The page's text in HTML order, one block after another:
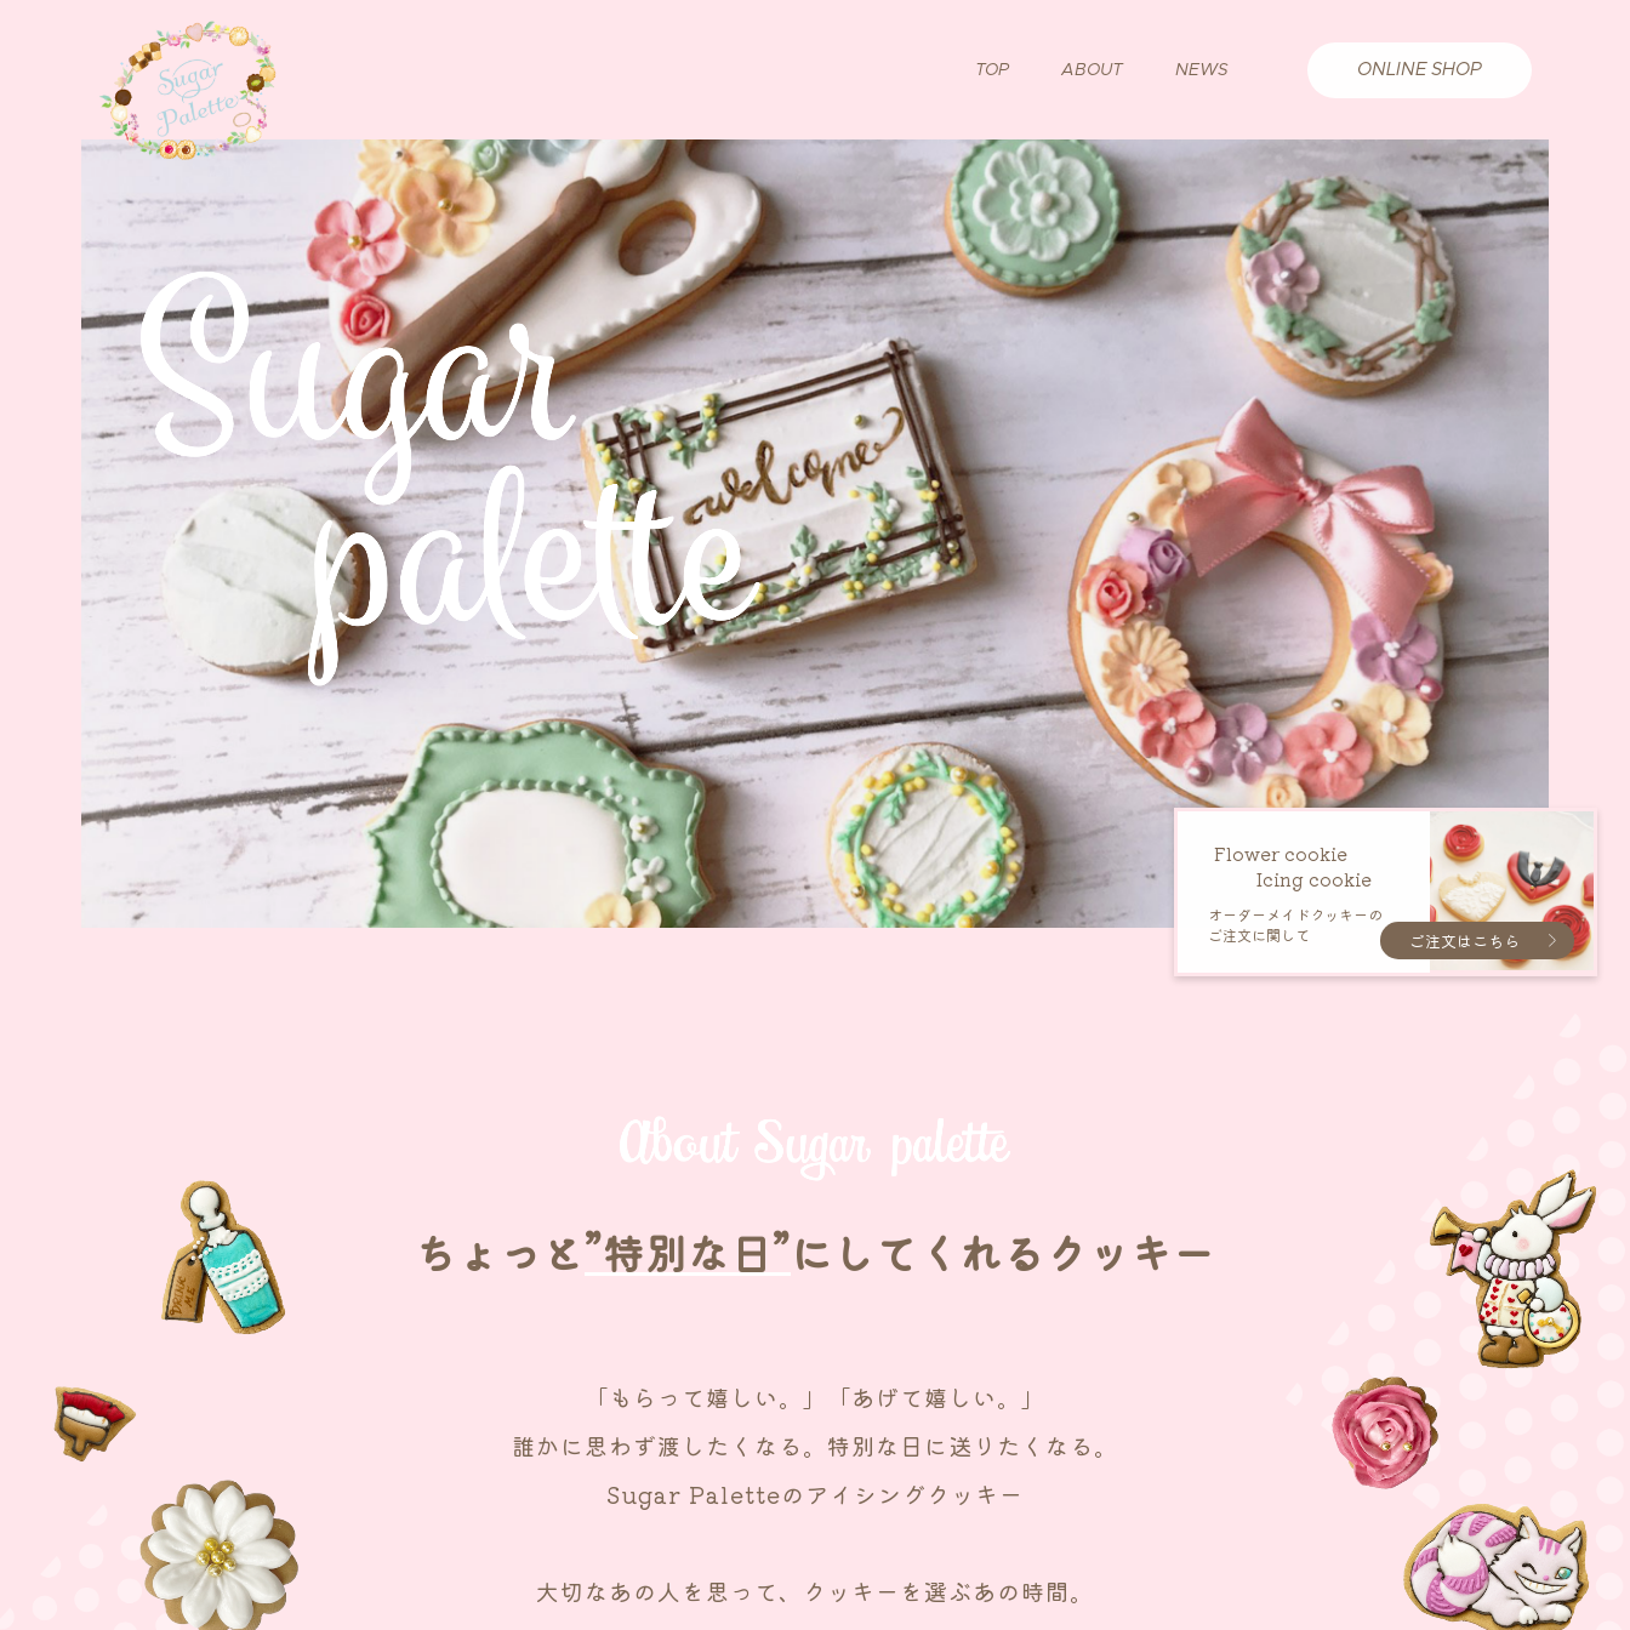
TOP ABOUT NEWS ONLINE SHOP
Flower cookie
Icing cookie
オーダーメイドクッキーの
ご注文に関して
ご注文はこちら
ちょっと”特別な日”に してくれるクッキー
「もらって嬉しい。」「あげて嬉しい。」
誰かに思わず渡したくなる。 特別な日に送りたくなる。
Sugar Paletteのアイシングクッキー
大切なあの人を思って、 クッキーを選ぶあの時間。